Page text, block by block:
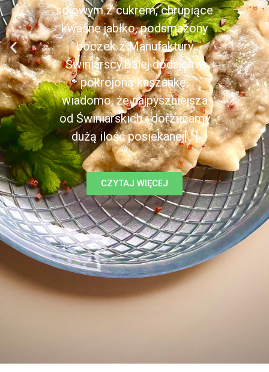
sojowym z cukrem, chrupiące
kwaśne jabłko, podsmażony
boczek z Manufaktury
Świniarscy.Dalej dodajemy
pokrojoną kaszankę,
wiadomo, że najpyszniejsza
od Świniarskich i dorzucamy
dużą ilość posiekanej[...]
CZYTAJ WIĘCEJ